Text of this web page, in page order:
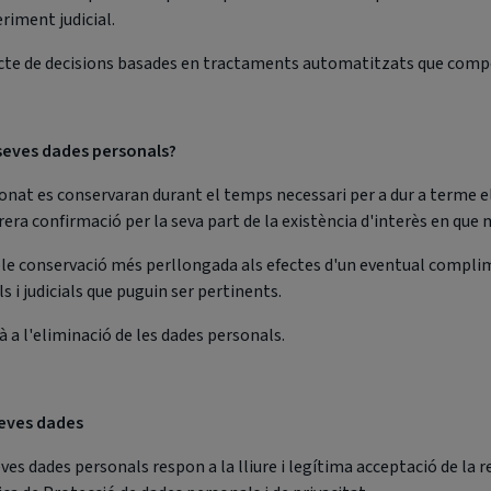
judicial.
de decisions basades en tractaments automatitzats que
dades personals?
es conservaran durant el temps necessari per a dur a terme
confirmació per la seva part de la existència d'interès en que
conservació més perllongada als efectes d'un eventual
i judicials que puguin ser pertinents.
l'eliminació de les dades personals.
dades
dades personals respon a la lliure i legítima acceptació de la